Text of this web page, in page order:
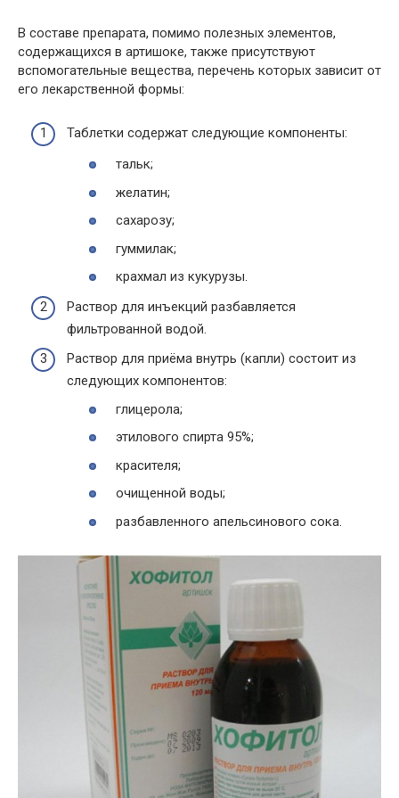
В составе препарата, помимо полезных элементов,
содержащихся в артишоке, также присутствуют
вспомогательные вещества, перечень которых зависит от
его лекарственной формы:
Таблетки содержат следующие компоненты:
тальк;
желатин;
сахарозу;
гуммилак;
крахмал из кукурузы.
Раствор для инъекций разбавляется
фильтрованной водой.
Раствор для приёма внутрь (капли) состоит из
следующих компонентов:
глицерола;
этилового спирта 95%;
красителя;
очищенной воды;
разбавленного апельсинового сока.